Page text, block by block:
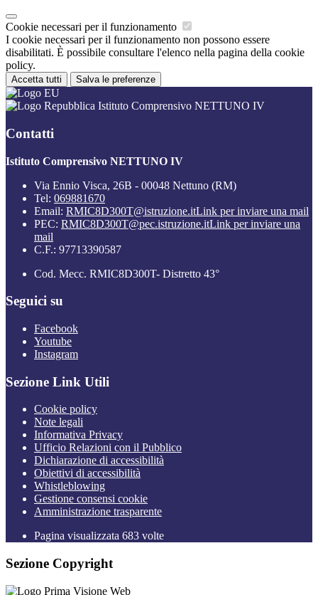
Cookie necessari per il funzionamento
I cookie necessari per il funzionamento non possono essere
disabilitati. È possibile consultare l'elenco nella pagina della cookie
policy.
Accetta tutti Salva le preferenze
Istituto Comprensivo NETTUNO IV
Contatti
Istituto Comprensivo NETTUNO IV
Via Ennio Visca, 26B - 00048 Nettuno (RM)
Tel: 069881670
Email: RMIC8D300T@istruzione.itLink per inviare una mail
PEC: RMIC8D300T@pec.istruzione.itLink per inviare una
mail
C.F.: 97713390587
Cod. Mecc. RMIC8D300T- Distretto 43°
Seguici su
Facebook
Youtube
Instagram
Sezione Link Utili
Cookie policy
Note legali
Informativa Privacy
Ufficio Relazioni con il Pubblico
Dichiarazione di accessibilità
Obiettivi di accessibilità
Whistleblowing
Gestione consensi cookie
Amministrazione trasparente
Pagina visualizzata 683 volte
Sezione Copyright